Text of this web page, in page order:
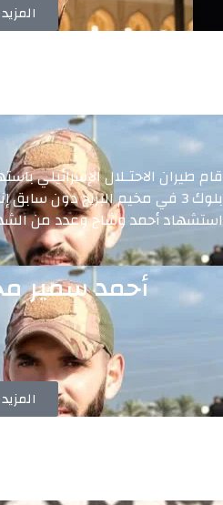
المزيد
أحمد سمير
قام طيران الاحتـلال الإسرائيلي
بلوك 3 في مخيم البريج دون
استشهاد أحمد وشاح وعدد من
المزيد